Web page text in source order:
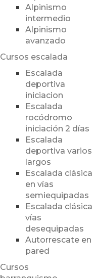
Alpinismo
intermedio
Alpinismo
avanzado
Cursos escalada
Escalada
deportiva
iniciacion
Escalada
rocódromo
iniciación 2 días
Escalada
deportiva varios
largos
Escalada clásica
en vías
semiequipadas
Escalada clásica
vías
desequipadas
Autorrescate en
pared
Cursos